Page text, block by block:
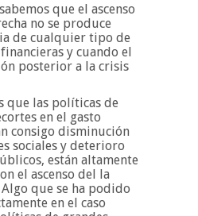
que el ascenso
no se produce
de cualquier tipo de
y cuando el
posterior a la crisis
que las políticas de
en el gasto
consigo disminución
sociales y deterioro
están altamente
el ascenso del la
que se ha podido
en el caso